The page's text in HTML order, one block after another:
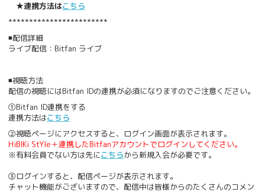
★連携方法はこちら
************************
◾️配信詳細
ライブ配信：Bitfan ライブ
◾️視聴方法
配信の視聴にはBitfan IDの連携が必須になりますのでご注意ください。
①Bitfan ID連携をする
連携方法はこちら
②視聴ページにアクセスすると、ログイン画面が表示されます。
HiBIKi StYle＋連携したBitfanアカウントでログインしてください。
※有料会員でない方は先にこちらから新規入会が必要です。
③ログインすると、配信ページが表示されます。
チャット機能がございますので、配信中は皆様からのたくさんのコメン